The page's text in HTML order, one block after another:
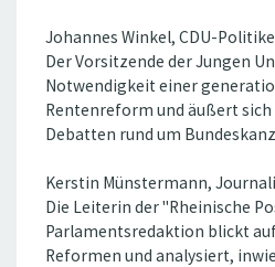
Johannes Winkel, CDU-
Der Vorsitzende der Jungen
Notwendigkeit einer
Rentenreform und äußert sich
Debatten rund um
Kerstin Münstermann,
Die Leiterin der "Rheinische
Parlamentsredaktion blickt
Reformen und analysiert,